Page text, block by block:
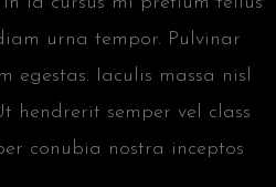
urna tempor. Pulvinar
egestas. Iaculis massa nisl
hendrerit semper vel class
conubia nostra inceptos